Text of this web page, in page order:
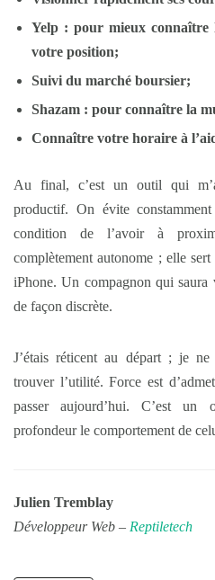
Yelp : pour mieux connaître
votre position;
Suivi du marché boursier;
Shazam : pour connaître la
Connaître votre horaire à
Au final, c’est un outil qui
productif. On évite
condition de l’avoir à
complètement autonome ; elle
iPhone. Un compagnon qui saura
de façon discrète.
J’étais réticent au départ ; je
trouver l’utilité. Force est
passer aujourd’hui. C’est
profondeur le comportement de
Julien Tremblay
Développeur Web – Reptiletech